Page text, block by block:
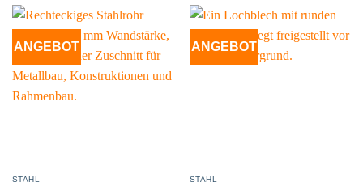
ANGEBOT
STAHL
ANGEBOT
STAHL